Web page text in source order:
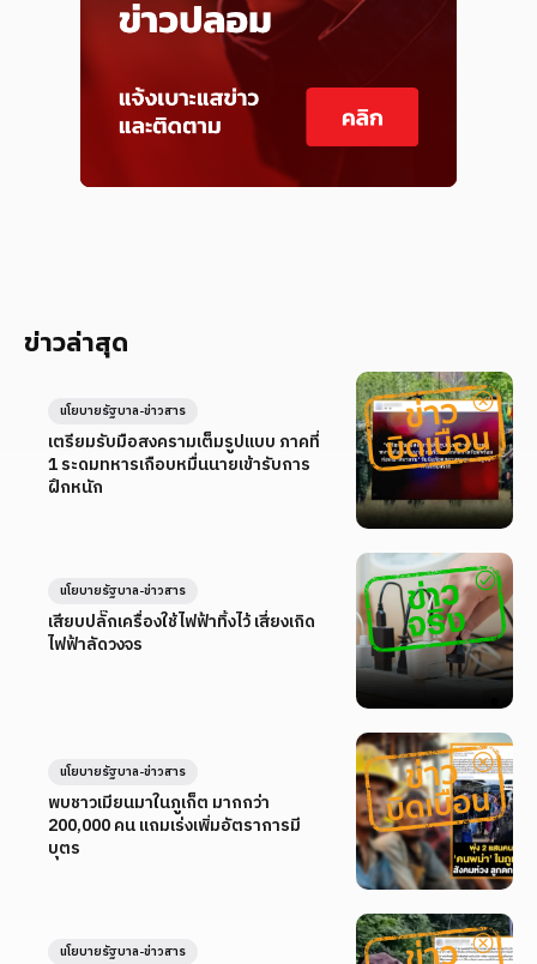
ข่าวล่าสุด
เตรียมรับมือสงครามเต็มรูปแบบ ภาคที่
1 ระดมทหารเกือบหมื่นนายเข้ารับการ
ฝึกหนัก
นโยบายรัฐบาล-ข่าวสาร
เสียบปลั๊กเครื่องใช้ไฟฟ้าทิ้งไว้ เสี่ยงเกิด
ไฟฟ้าลัดวงจร
นโยบายรัฐบาล-ข่าวสาร
พบชาวเมียนมาในภูเก็ต มากกว่า
200,000 คน แถมเร่งเพิ่มอัตราการมี
บุตร
นโยบายรัฐบาล-ข่าวสาร
นโยบายรัฐบาล-ข่าวสาร